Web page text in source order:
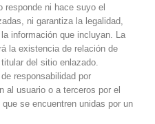
responde ni hace suyo el
ni garantiza la legalidad,
información que incluyan. La
la existencia de relación de
del sitio enlazado.
responsabilidad por
al usuario o a terceros por el
se encuentren unidas por un